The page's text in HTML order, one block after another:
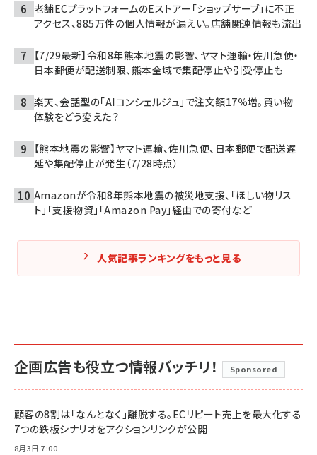
老舗ECプラットフォームのEストアー「ショップサーブ」に不正
アクセス、885万件の個人情報が漏えい。店舗関連情報も流出
【7/29最新】令和8年熊本地震の影響、ヤマト運輸・佐川急便・
日本郵便が配送制限、熊本全域で集配停止や引受停止も
楽天、会話型の「AIコンシェルジュ」で注文額17％増。買い物
体験をどう変えた？
【熊本地震の影響】ヤマト運輸、佐川急便、日本郵便で配送遅
延や集配停止が発生（7/28時点）
Amazonが令和8年熊本地震の被災地支援、「ほしい物リス
ト」「支援物資」「Amazon Pay」経由での寄付など
人気記事ランキングをもっと見る
企画広告も役立つ情報バッチリ！ Sponsored
顧客の8割は「なんとなく」離脱する。ECリピート売上を最大化する
7つの鉄板シナリオをアクションリンクが公開
8月3日 7:00